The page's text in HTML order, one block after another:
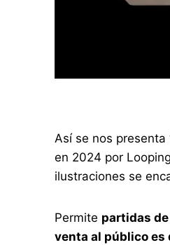
Así se nos presenta
en 2024 por
ilustraciones se
Permite partidas
venta al público es